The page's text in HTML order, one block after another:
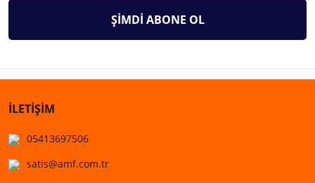
ŞİMDİ ABONE OL
İLETİŞİM
05413697506
satis@amf.com.tr